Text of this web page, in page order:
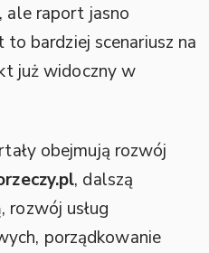
ale raport jasno
to bardziej scenariusz na
już widoczny w
obejmują rozwój
, dalszą
, rozwój usług
porządkowanie